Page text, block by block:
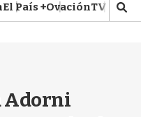
El País +OvaciónTV Show
M
o
Adorni